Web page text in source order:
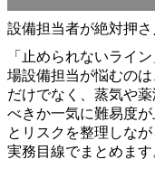
設備担当者が絶対押
「止められないライ
場設備担当が悩むの
だけでなく、蒸気や
べきか一気に難易度
とリスクを整理しな
実務目線でまとめます